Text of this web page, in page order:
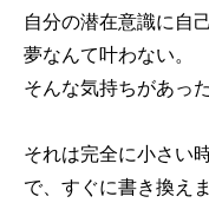
自分の潜在意識に自
夢なんて叶わない。
そんな気持ちがあっ
それは完全に小さい
で、すぐに書き換え